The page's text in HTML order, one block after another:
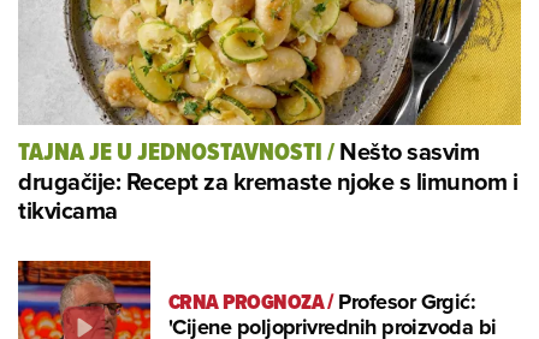
TAJNA JE U JEDNOSTAVNOSTI/Nešto sasvim
drugačije: Recept za kremaste njoke s limunom i
tikvicama
CRNA PROGNOZA/Profesor Grgić:
'Cijene poljoprivrednih proizvoda bi